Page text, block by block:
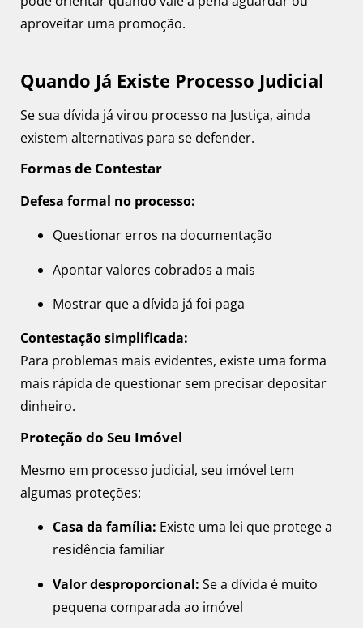
aproveitar uma promoção.
Quando Já Existe Processo Judicial
Se sua dívida já virou processo na Justiça, ainda
existem alternativas para se defender.
Formas de Contestar
Defesa formal no processo:
Questionar erros na documentação
Apontar valores cobrados a mais
Mostrar que a dívida já foi paga
Contestação simplificada:
Para problemas mais evidentes, existe uma forma
mais rápida de questionar sem precisar depositar
dinheiro.
Proteção do Seu Imóvel
Mesmo em processo judicial, seu imóvel tem
algumas proteções:
Casa da família: Existe uma lei que protege a
residência familiar
Valor desproporcional: Se a dívida é muito
pequena comparada ao imóvel